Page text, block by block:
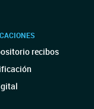
recibos